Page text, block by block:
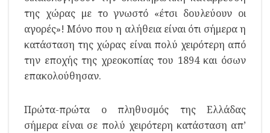
της χώρας με το γνωστό «έτσι δουλεύουν οι
αγορές»! Μόνο που η αλήθεια είναι ότι σήμερα η
κατάσταση της χώρας είναι πολύ χειρότερη από
την εποχής της χρεοκοπίας του 1894 και όσων
επακολούθησαν.
Πρώτα-πρώτα ο πληθυσμός της Ελλάδας
σήμερα είναι σε πολύ χειρότερη κατάσταση απ’